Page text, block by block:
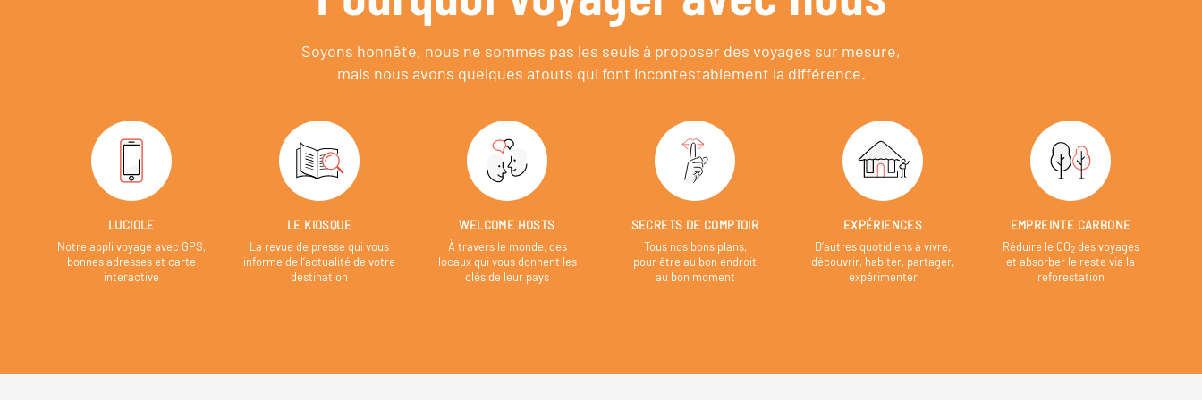
Soyons honnête, nous ne sommes pas les seuls à proposer des voyages sur mesure,
mais nous avons quelques atouts qui font incontestablement la différence.
LUCIOLE
Notre appli voyage avec GPS,
bonnes adresses et carte
interactive
LE KIOSQUE
La revue de presse qui vous
informe de l’actualité de votre
destination
WELCOME HOSTS
À travers le monde, des
locaux qui vous donnent les
clés de leur pays
SECRETS DE COMPTOIR
Tous nos bons plans,
pour être au bon endroit
au bon moment
EXPÉRIENCES
D’autres quotidiens à vivre,
découvrir, habiter, partager,
expérimenter
EMPREINTE CARBONE
Réduire le CO2des voyages
et absorber le reste via la
reforestation